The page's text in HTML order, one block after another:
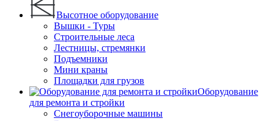
Высотное оборудование
Вышки - Туры
Строительные леса
Лестницы, стремянки
Подъемники
Мини краны
Площадки для грузов
Оборудование
для ремонта и стройки
Снегоуборочные машины